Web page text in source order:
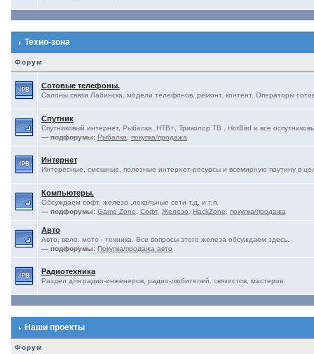
Техно-зона
Форум
Сотовые телефоны.
Салоны связи Лабинска, модели телефонов, ремонт, контент, Операторы
Спутник
Спутниковый интернет, Рыбалка, НТВ+, Триколор ТВ , HotBird и все
— подфорумы: Рыбалка покупка/продажа
Интернет
Интересные, смешные, полезные интернет-ресурсы и всемирную паутину в
Компьютеры.
Обсуждаем софт, железо ,локальные сети т.д. и т.п.
— подфорумы: Game Zone Софт, Железо HackZone покупка/продажа
Авто
Авто, вело, мото - техника. Все вопросы этого железа обсуждаем здесь.
— подфорумы: Покупка/продажа авто
Радиотехника
Раздел для радио-инженеров, радио-любителей, связистов, мастеров.
Наши проекты
Форум